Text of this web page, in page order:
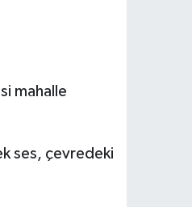
mahalle
ses, çevredeki